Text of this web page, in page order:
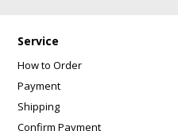
Service
How to Order
Payment
Shipping
Confirm Payment